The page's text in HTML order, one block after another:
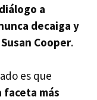
a
decaiga y
Cooper.
es que
faceta más